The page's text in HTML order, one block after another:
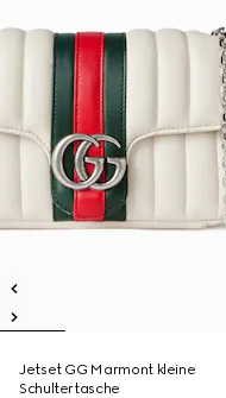
Jetset GG Marmont kleine
Schultertasche